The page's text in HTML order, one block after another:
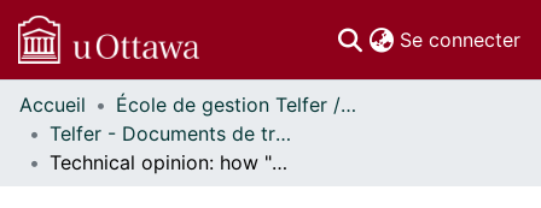
Se connecter
Communautés
et collections
Parcourir
Accueil
École de gestion Telfer // Telfer School of Management
Telfer - Documents de travail // Telfer - Working Papers
Technical opinion: how "productivity" software wastes human and computer time